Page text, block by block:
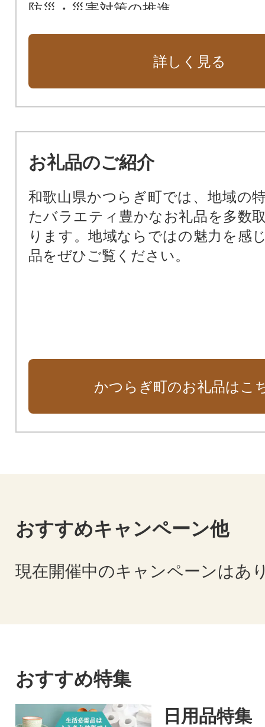
防災・災害対策の推進
詳しく見る
お礼品のご紹介
和歌山県かつらぎ町では、地域の
たバラエティ豊かなお礼品を多数
ります。地域ならではの魅力を感
品をぜひご覧ください。
かつらぎ町のお礼品はこ
おすすめキャンペーン他
現在開催中のキャンペーンはあ
おすすめ特集
日用品特集